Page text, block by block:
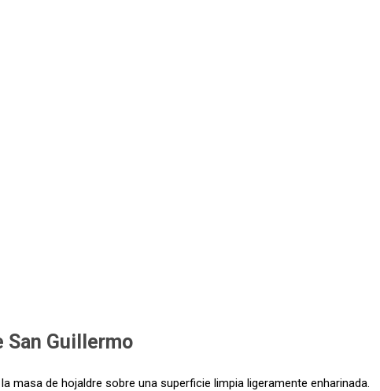
San Guillermo
masa de hojaldre sobre una superficie limpia ligeramente enharinada.